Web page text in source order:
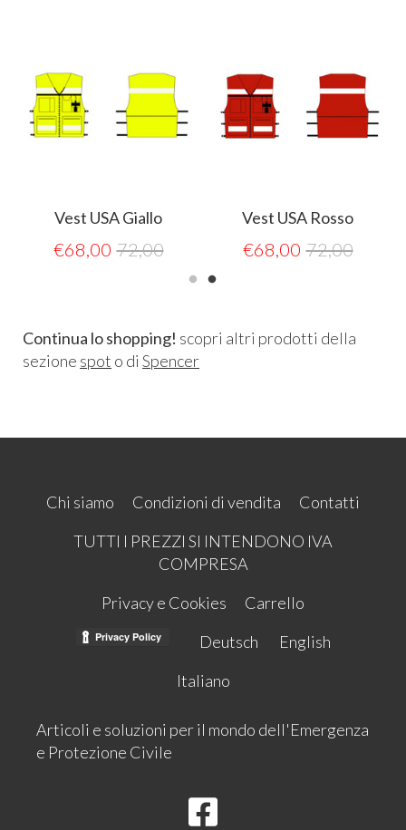
Vest USA Giallo
€68,00 72,00
Vest USA Rosso
€68,00 72,00
Continua lo shopping! scopri altri prodotti della
sezione spot o di Spencer
Chi siamo Condizioni di vendita
Contatti
TUTTI I PREZZI SI INTENDONO IVA
COMPRESA
Privacy e Cookies
Carrello
Deutsch
English
Italiano
Articoli e soluzioni per il mondo dell'Emergenza
e Protezione Civile